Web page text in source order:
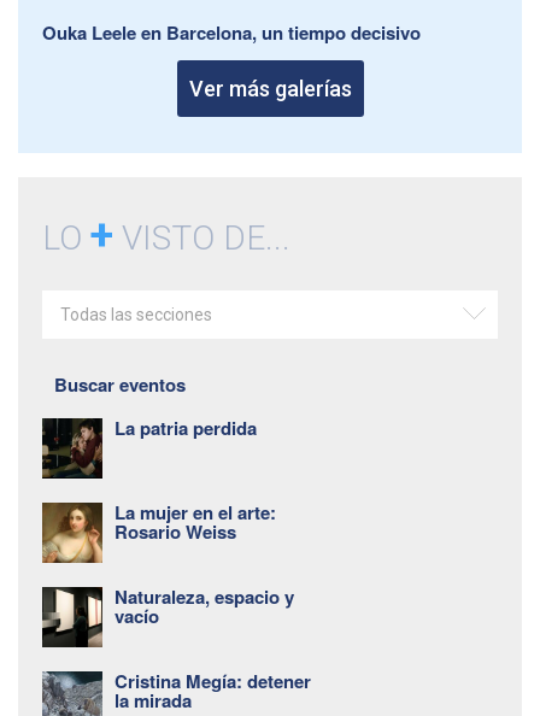
Ouka Leele en Barcelona, un tiempo decisivo
Ver más galerías
LO + VISTO DE...
Todas las secciones
Buscar eventos
La patria perdida
La mujer en el arte:
Rosario Weiss
Naturaleza, espacio y
vacío
Cristina Megía: detener
la mirada